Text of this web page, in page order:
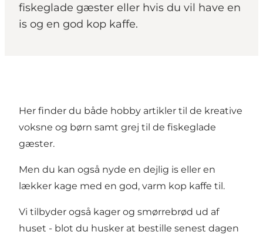
fiskeglade gæster eller hvis du vil have en
is og en god kop kaffe.
Her finder du både hobby artikler til de kreative
voksne og børn samt grej til de fiskeglade
gæster.
Men du kan også nyde en dejlig is eller en
lækker kage med en god, varm kop kaffe til.
Vi tilbyder også kager og smørrebrød ud af
huset - blot du husker at bestille senest dagen